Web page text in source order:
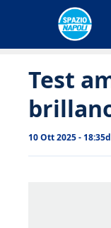
Test
10 Ott 2025 - 18:35